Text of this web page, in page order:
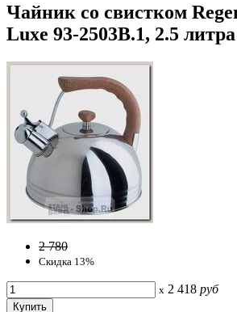
Чайник со свистком
Luxe 93-2503B.1, 2.5
2 780
Скидка 13%
x 2 418 руб